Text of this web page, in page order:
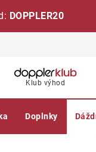
DOPPLER20
Klub výhod
Doplnky